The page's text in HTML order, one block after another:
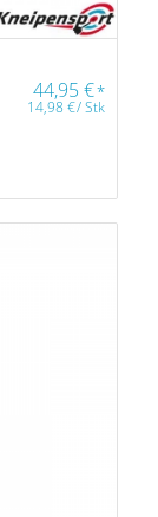
44,95€*
14,98€/Stk